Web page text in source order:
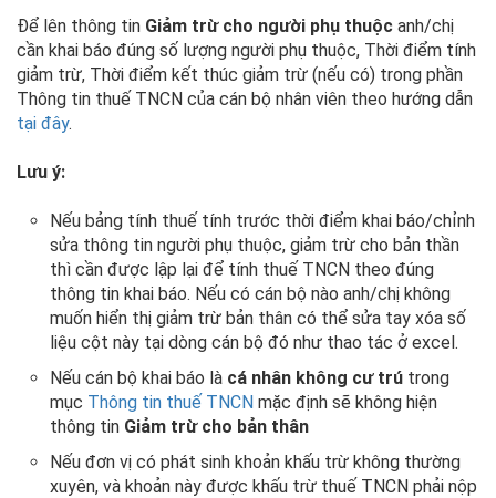
Để lên thông tin Giảm trừ cho người phụ thuộc anh/chị
cần khai báo đúng số lượng người phụ thuộc, Thời điểm tính
giảm trừ, Thời điểm kết thúc giảm trừ (nếu có) trong phần
Thông tin thuế TNCN của cán bộ nhân viên theo hướng dẫn
tại đây.
Lưu ý:
Nếu bảng tính thuế tính trước thời điểm khai báo/chỉnh
sửa thông tin người phụ thuộc, giảm trừ cho bản thần
thì cần được lập lại để tính thuế TNCN theo đúng
thông tin khai báo. Nếu có cán bộ nào anh/chị không
muốn hiển thị giảm trừ bản thân có thể sửa tay xóa số
liệu cột này tại dòng cán bộ đó như thao tác ở excel.
Nếu cán bộ khai báo là cá nhân không cư trú trong
mục Thông tin thuế TNCN mặc định sẽ không hiện
thông tin Giảm trừ cho bản thân
Nếu đơn vị có phát sinh khoản khấu trừ không thường
xuyên, và khoản này được khấu trừ thuế TNCN phải nộp